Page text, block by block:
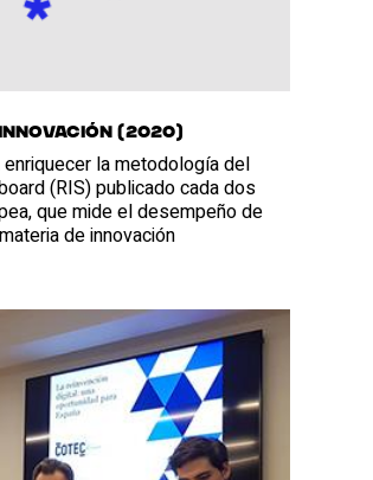
(2020)
la metodología del
(RIS) publicado cada dos
que mide el desempeño de
de innovación